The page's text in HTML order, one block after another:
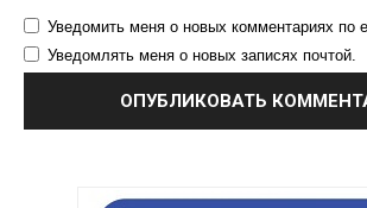
Уведомить меня о новых комментариях по
Уведомлять меня о новых записях почтой.